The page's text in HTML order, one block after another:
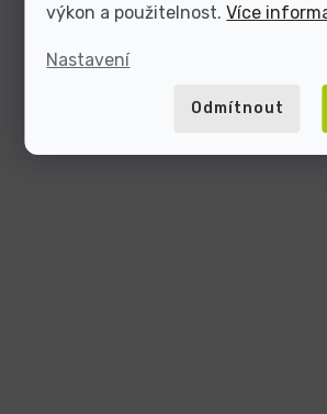
výkon a použitelnost.Více
Nastavení
Odmítnout